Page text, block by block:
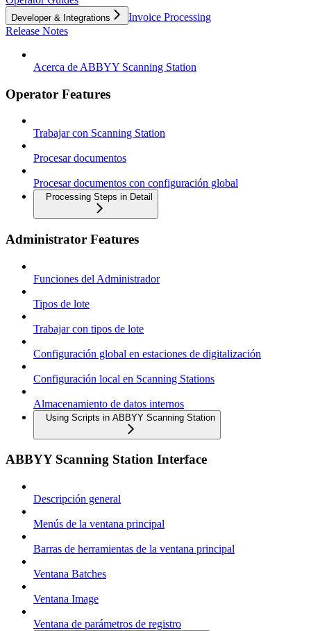
Developer & Integrations
Invoice Processing
Release Notes
Acerca de ABBYY Scanning Station
Operator Features
Trabajar con Scanning Station
Procesar documentos
Procesar documentos con configuración global
Processing Steps in Detail
Administrator Features
Funciones del Administrador
Tipos de lote
Trabajar con tipos de lote
Configuración global en estaciones de digitalización
Configuración local en Scanning Stations
Almacenamiento de datos internos
Using Scripts in ABBYY Scanning Station
ABBYY Scanning Station Interface
Descripción general
Menús de la ventana principal
Barras de herramientas de la ventana principal
Ventana Batches
Ventana Image
Ventana de parámetros de registro